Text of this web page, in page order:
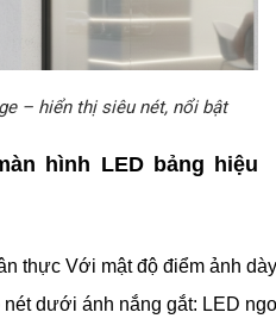
– hiển thị siêu nét, nổi bật
hình LED bảng hiệu
thực Với mật độ điểm ảnh
dưới ánh nắng gắt: LED